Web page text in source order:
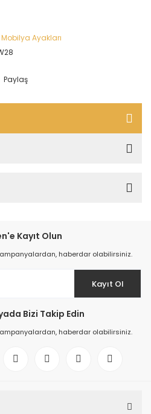
Ayakları
Paylaş
Kayıt Olun
haberdar olabilirsiniz.
Kayıt Ol
Bizi Takip Edin
haberdar olabilirsiniz.